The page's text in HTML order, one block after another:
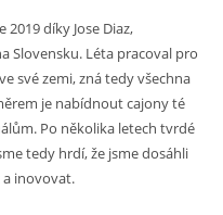
2019 díky Jose Diaz,
Slovensku. Léta pracoval pro
své zemi, zná tedy všechna
je nabídnout cajony té
Po několika letech tvrdé
tedy hrdí, že jsme dosáhli
a inovovat.